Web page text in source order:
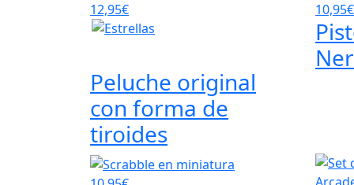
12,95€
Peluche original
con forma de
tiroides
10,95€